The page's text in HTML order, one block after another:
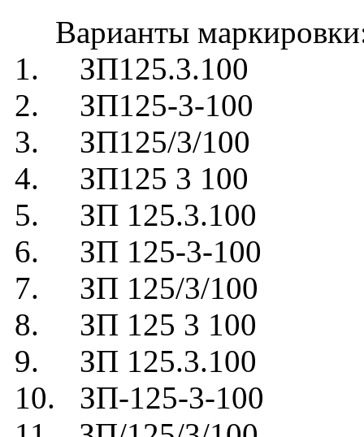
Варианты
1. ЗП125.3.100
2. ЗП125-3-100
3. ЗП125/3/100
4. ЗП125 3 100
5. ЗП 125.3.100
6. ЗП 125-3-100
7. ЗП 125/3/100
8. ЗП 125 3 100
9. ЗП 125.3.100
10. ЗП-125-3-100